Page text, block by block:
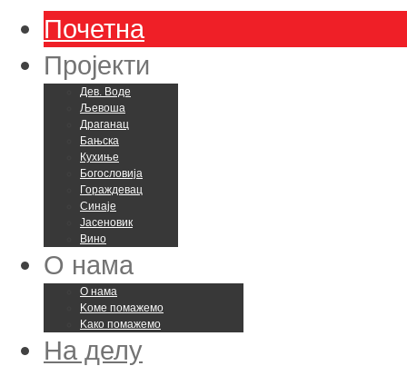
Почетна
Пројекти
Дев. Воде
Љевоша
Драганац
Бањска
Кухиње
Богословија
Гораждевац
Синаје
Јасеновик
Вино
О нама
О нама
Kоме помажемо
Kако помажемо
На делу